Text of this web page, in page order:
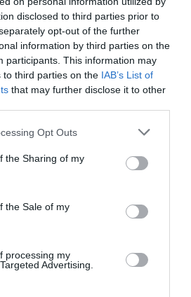
disclosed to third parties prior to
opt-out of the further
information by third parties on the
participants. This information may
to third parties on the IAB’s List of
that may further disclose it to other
Opt Outs
the Sharing of my
the Sale of my
processing my
Advertising.
(ή Ρέτζο) Καλάμπρια, στα